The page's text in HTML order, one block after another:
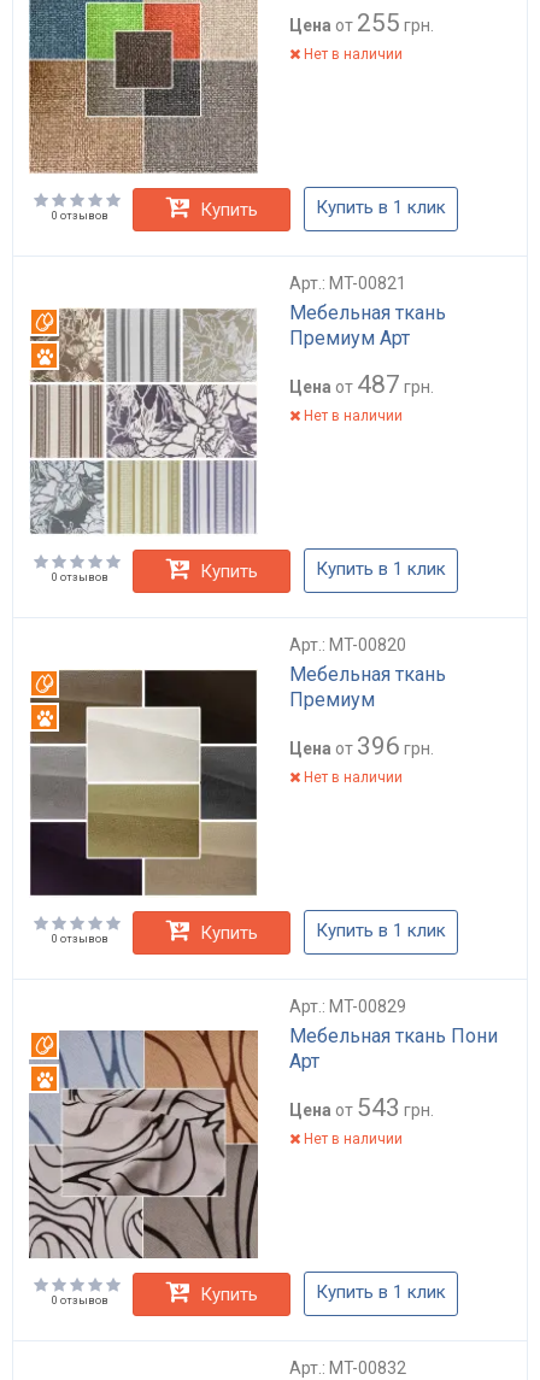
Цена от 255 грн.
Нет в наличии
0 отзывов Купить Купить в 1 клик
Арт.: MT-00821
Мебельная ткань
Премиум Арт
Вотерпруф
Антикоготь
Цена от 487 грн.
Нет в наличии
0 отзывов Купить Купить в 1 клик
Арт.: MT-00820
Мебельная ткань
Премиум
Цена от 396 грн.
Нет в наличии
0 отзывов Купить Купить в 1 клик
Арт.: MT-00829
Мебельная ткань Пони
Арт
Вотерпруф
Антикоготь
Цена от 543 грн.
Нет в наличии
0 отзывов Купить Купить в 1 клик
Арт.: MT-00832